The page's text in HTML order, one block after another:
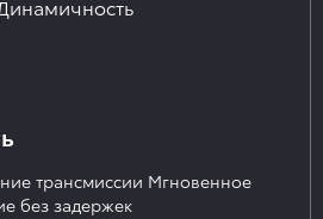
трансмиссии Мгновенное
без задержек